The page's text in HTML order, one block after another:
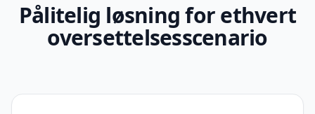
Pålitelig løsning for ethvert
oversettelsesscenario